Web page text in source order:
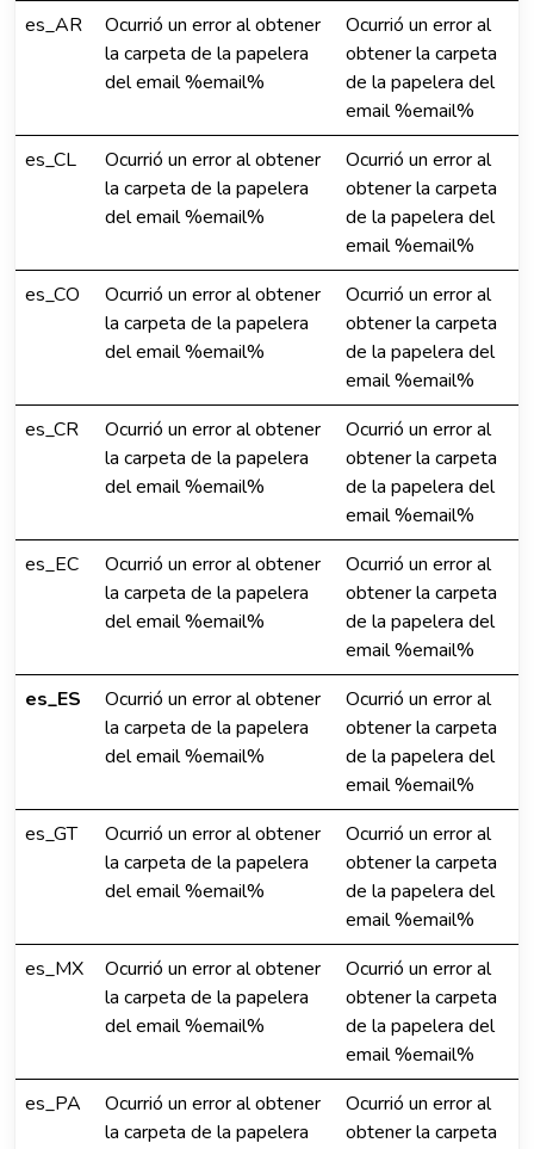
es_AR
Ocurrió un error al obtener
la carpeta de la papelera
del email %email%
Ocurrió un error al
obtener la carpeta
de la papelera del
email %email%
es_CL
Ocurrió un error al obtener
la carpeta de la papelera
del email %email%
Ocurrió un error al
obtener la carpeta
de la papelera del
email %email%
es_CO
Ocurrió un error al obtener
la carpeta de la papelera
del email %email%
Ocurrió un error al
obtener la carpeta
de la papelera del
email %email%
es_CR
Ocurrió un error al obtener
la carpeta de la papelera
del email %email%
Ocurrió un error al
obtener la carpeta
de la papelera del
email %email%
es_EC
Ocurrió un error al obtener
la carpeta de la papelera
del email %email%
Ocurrió un error al
obtener la carpeta
de la papelera del
email %email%
es_ES
Ocurrió un error al obtener
la carpeta de la papelera
del email %email%
Ocurrió un error al
obtener la carpeta
de la papelera del
email %email%
es_GT
Ocurrió un error al obtener
la carpeta de la papelera
del email %email%
Ocurrió un error al
obtener la carpeta
de la papelera del
email %email%
es_MX
Ocurrió un error al obtener
la carpeta de la papelera
del email %email%
Ocurrió un error al
obtener la carpeta
de la papelera del
email %email%
es_PA
Ocurrió un error al obtener
la carpeta de la papelera
Ocurrió un error al
obtener la carpeta